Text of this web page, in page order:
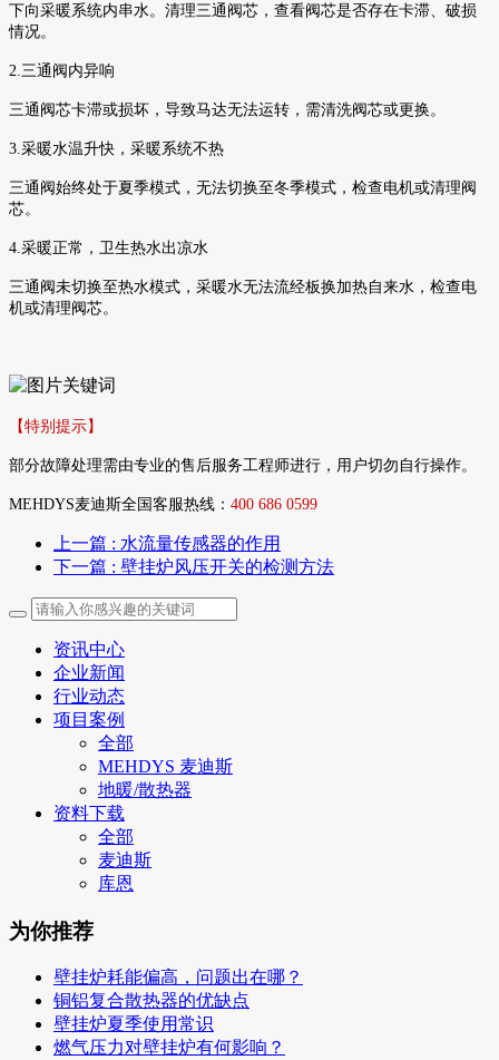
下向采暖系统内串水。清理三通阀芯，查看阀芯是否存在卡滞、破损
情况。
2.三通阀内异响
三通阀芯卡滞或损坏，导致马达无法运转，需清洗阀芯或更换。
3.采暖水温升快，采暖系统不热
三通阀始终处于夏季模式，无法切换至冬季模式，检查电机或清理阀
芯。
4.采暖正常，卫生热水出凉水
三通阀未切换至热水模式，采暖水无法流经板换加热自来水，检查电
机或清理阀芯。
【特别提示】
部分故障处理需由专业的售后服务工程师进行，用户切勿自行操作。
MEHDYS麦迪斯全国客服热线： 400 686 0599
上一篇 : 水流量传感器的作用
下一篇 : 壁挂炉风压开关的检测方法
资讯中心
企业新闻
行业动态
项目案例
全部
MEHDYS 麦迪斯
地暖/散热器
资料下载
全部
麦迪斯
库恩
为你推荐
壁挂炉耗能偏高，问题出在哪？
铜铝复合散热器的优缺点
壁挂炉夏季使用常识
燃气压力对壁挂炉有何影响？